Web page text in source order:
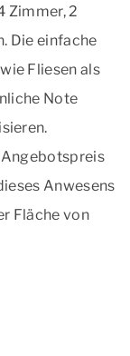
Zimmer, 2
Die einfache
Fliesen als
Note
Anwesens
Fläche von